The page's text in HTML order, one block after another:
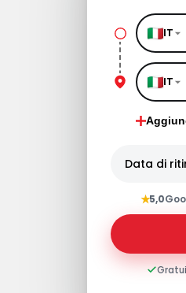
IT
IT
Data di
★5,0